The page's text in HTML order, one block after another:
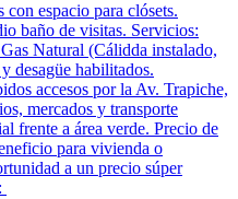
espacio para clósets.
baño de visitas. Servicios:
Natural (Cálidda instalado,
desagüe habilitados.
accesos por la Av. Trapiche,
mercados y transporte
frente a área verde. Precio de
para vivienda o
a un precio súper